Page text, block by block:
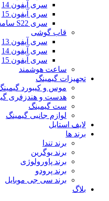
سری آیفون 14
سری آیفون 15
سری S22 سامسونگ
قاب گوشی
سری آیفون 13
سری آیفون 14
سری آیفون 15
ساعت هوشمند
تجهیزات گیمینگ
موس و کیبورد
هدست و هندزفری
ست گیمینگ
لوازم جانبی گیمینگ
لایف استایل
برند ها
برند تندا
برند یوگرین
برند پاورولوژی
برند پرودو
برند سی جی موبایل
بلاگ